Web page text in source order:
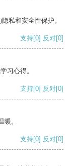
私和安全性保护。
支持[0] 反对[0]
习心得。
支持[0] 反对[0]
。
支持[0] 反对[0]